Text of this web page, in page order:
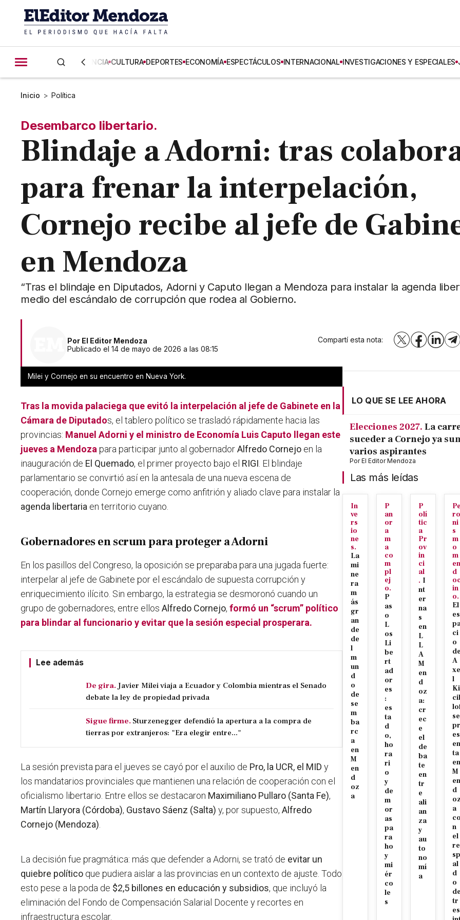
CIENCIA CULTURA DEPORTES ECONOMÍA ESPECTÁCULOS INTERNACIONAL INVESTIGACIONES Y ESPECIALES
Inicio > Política
Desembarco libertario.
Blindaje a Adorni: tras
para frenar la interpelación,
Cornejo recibe al jefe de
en Mendoza
“Tras el blindaje en Diputados, Adorni y Caputo llegan a Mendoza para instalar la agenda
medio del escándalo de corrupción que rodea al Gobierno.
Por El Editor Mendoza
Publicado el 14 de mayo de 2026 a las 08:15
Compartí esta nota: X Facebook
Milei y Cornejo en su encuentro en Nueva York.
Tras la movida palaciega que evitó la interpelación al jefe de Gabinete en la
Cámara de Diputados, el tablero político se trasladó rápidamente hacia las
provincias: Manuel Adorniy el ministro de Economía Luis Caputo llegan este
jueves a Mendoza para participar junto al gobernadorAlfredo Cornejo en la
inauguración de El Quemado, el primer proyecto bajo el RIGI . El blindaje
parlamentario se convirtió así en la antesala de una nueva escena de
cooperación, donde Cornejo emerge como anfitrión y aliado clave para instalar la
agenda libertaria en territorio cuyano.
Gobernadores en scrum para proteger a Adorni
En los pasillos del Congreso, la oposición se preparaba para una jugada fuerte:
interpelar al jefe de Gabinete por el escándalo de supuesta corrupción y
enriquecimiento ilícito. Sin embargo, la estrategia se desmoronó cuando un
grupo de gobernadores, entre ellosAlfredo Cornejo,formó un “scrum” político
para blindar al funcionario y evitar que la sesión especial prosperara.
Lee además
De gira.Javier Milei viaja a Ecuador y Colombia mientras el Senado
debate la ley de propiedad privada
Sigue firme. Sturzenegger defendió la apertura a la compra de
tierras por extranjeros: "Era elegir entre..."
La sesión prevista para el jueves se cayó por el auxilio de Pro, la UCR, el MID y
los mandatarios provinciales que mantienen una relación de cooperación con el
oficialismo libertario. Entre ellos se destacaron Maximiliano Pullaro (Santa Fe),
Martín Llaryora (Córdoba), Gustavo Sáenz (Salta) y, por supuesto,Alfredo
Cornejo (Mendoza)
La decisión fue pragmática: más que defender a Adorni, se trató de evitar un
quiebre político que pudiera aislar a las provincias en un contexto de ajuste. Todo
esto pese a la poda de $2,5 billones en educación y subsidios, que incluyó la
eliminación del Fondo de Compensación Salarial Docente y recortes en
infraestructura escolar.
LO QUE SE LEE AHORA
Elecciones 2027. La
suceder a Cornejo ya
varios aspirantes
PorEl Editor Mendoza
Las más leídas
In
ve
rs
io
ne
s.
La
mi
ne
ra
m
ás
gr
an
de
de
l
m
un
d
o
de
se
m
ba
rc
a
en
M
en
d
oz
a
P
an
or
a
m
a
co
m
pl
ej
o.
P
as
o
L
os
Li
be
rt
ad
or
es
:
es
ta
d
o,
ho
ra
ri
o
y
de
m
or
as
pa
ra
ho
y
mi
ér
co
le
s
P
olí
tic
a
Pr
ov
in
ci
al
. I
nt
er
na
s
en
L
L
A
M
en
d
oz
a:
cr
ec
e
el
de
ba
te
en
tr
e
ali
an
za
y
au
to
no
mí
a
Pe
ro
ni
s
m
o
m
en
d
oc
in
o.
El
es
ci
o
de
A
xe
l
Ki
cil
se
pr
es
en
ta
en
M
en
d
oz
a
co
n
el
re
sp
al
d
o
de
tr
es